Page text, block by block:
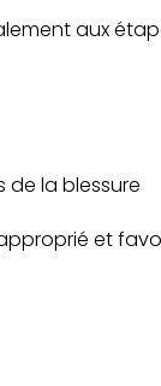
aux
la blessure
et